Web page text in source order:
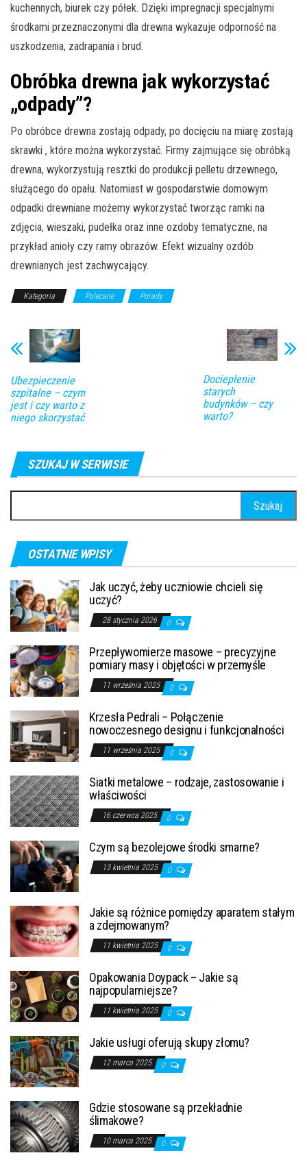
kuchennych, biurek czy półek. Dzięki impregnacji specjalnymi
środkami przeznaczonymi dla drewna wykazuje odporność na
uszkodzenia, zadrapania i brud.
Obróbka drewna jak wykorzystać
„odpady”?
Po obróbce drewna zostają odpady, po docięciu na miarę zostają
skrawki , które można wykorzystać. Firmy zajmujące się obróbką
drewna, wykorzystują resztki do produkcji pelletu drzewnego,
służącego do opału. Natomiast w gospodarstwie domowym
odpadki drewniane możemy wykorzystać tworząc ramki na
zdjęcia, wieszaki, pudełka oraz inne ozdoby tematyczne, na
przykład anioły czy ramy obrazów. Efekt wizualny ozdób
drewnianych jest zachwycający.
Kategoria Polecane Porady
Ubezpieczenie
szpitalne – czym
jest i czy warto z
niego skorzystać
Docieplenie
starych
budynków – czy
warto?
SZUKAJ W SERWISIE
OSTATNIE WPISY
Jak uczyć, żeby uczniowie chcieli się
uczyć?
28 stycznia 2026 0
Przepływomierze masowe – precyzyjne
pomiary masy i objętości w przemyśle
11 września 2025 0
Krzesła Pedrali – Połączenie
nowoczesnego designu i funkcjonalności
11 września 2025 0
Siatki metalowe – rodzaje, zastosowanie i
właściwości
16 czerwca 2025 0
Czym są bezolejowe środki smarne?
13 kwietnia 2025 0
Jakie są różnice pomiędzy aparatem stałym
a zdejmowanym?
11 kwietnia 2025 0
Opakowania Doypack – Jakie są
najpopularniejsze?
11 kwietnia 2025 0
Jakie usługi oferują skupy złomu?
12 marca 2025 0
Gdzie stosowane są przekładnie
ślimakowe?
10 marca 2025 0